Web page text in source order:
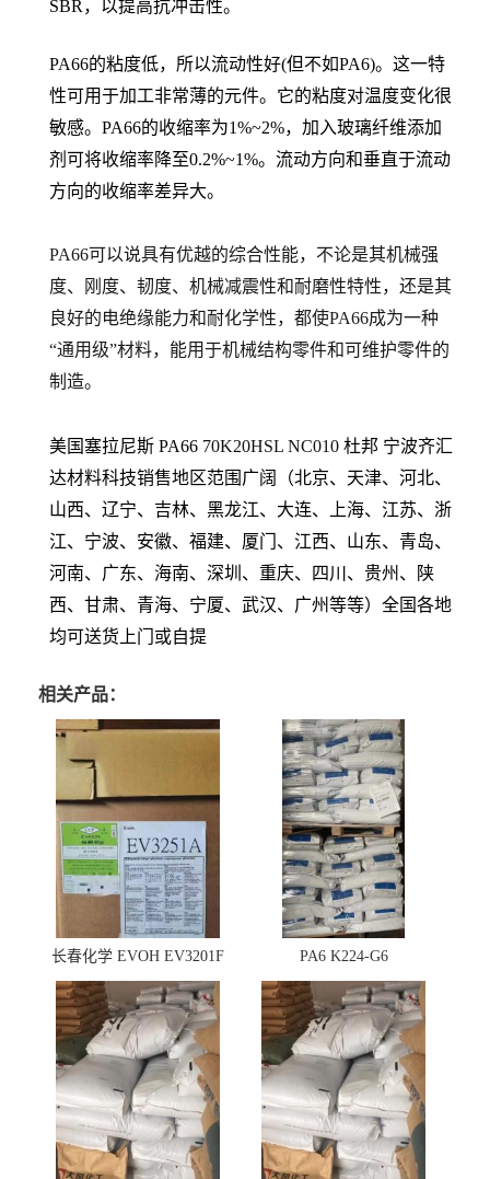
SBR，以提高抗冲击性。
PA66的粘度低，所以流动性好(但不如PA6)。这一特
性可用于加工非常薄的元件。它的粘度对温度变化很
敏感。PA66的收缩率为1%~2%，加入玻璃纤维添加
剂可将收缩率降至0.2%~1%。流动方向和垂直于流动
方向的收缩率差异大。
PA66可以说具有优越的综合性能，不论是其机械强
度、刚度、韧度、机械减震性和耐磨性特性，还是其
良好的电绝缘能力和耐化学性，都使PA66成为一种
“通用级”材料，能用于机械结构零件和可维护零件的
制造。
美国塞拉尼斯 PA66 70K20HSL NC010 杜邦 宁波齐汇
达材料科技销售地区范围广阔（北京、天津、河北、
山西、辽宁、吉林、黑龙江、大连、上海、江苏、浙
江、宁波、安徽、福建、厦门、江西、山东、青岛、
河南、广东、海南、深圳、重庆、四川、贵州、陕
西、甘肃、青海、宁厦、武汉、广州等等）全国各地
均可送货上门或自提
相关产品：
长春化学 EVOH EV3201F PA6 K224-G6